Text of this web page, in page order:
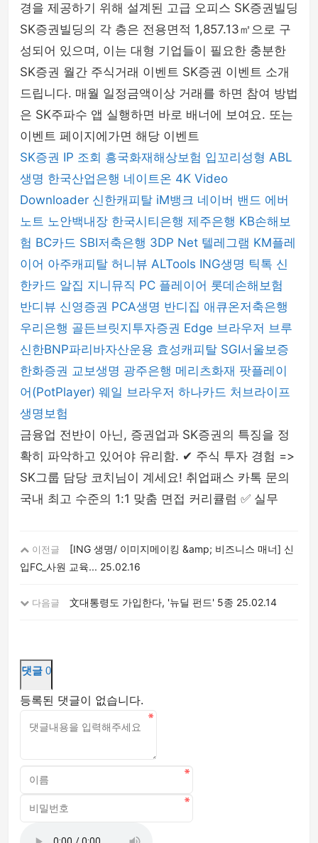
경을 제공하기 위해 설계된 고급 오피스 SK증권빌딩
SK증권빌딩의 각 층은 전용면적 1,857.13㎡으로 구
성되어 있으며, 이는 대형 기업들이 필요한 충분한
SK증권 월간 주식거래 이벤트 SK증권 이벤트 소개
드립니다. 매월 일정금액이상 거래를 하면 참여 방법
은 SK주파수 앱 실행하면 바로 배너에 보여요. 또는
이벤트 페이지에가면 해당 이벤트
SK증권 IP 조회 흥국화재해상보험 입꼬리성형 ABL
생명 한국산업은행 네이트온 4K Video
Downloader 신한캐피탈 iM뱅크 네이버 밴드 에버
노트 노안백내장 한국시티은행 제주은행 KB손해보
험 BC카드 SBI저축은행 3DP Net 텔레그램 KM플레
이어 아주캐피탈 허니뷰 ALTools ING생명 틱톡 신
한카드 알집 지니뮤직 PC 플레이어 롯데손해보험
반디뷰 신영증권 PCA생명 반디집 애큐온저축은행
우리은행 골든브릿지투자증권 Edge 브라우저 브루
신한BNP파리바자산운용 효성캐피탈 SGI서울보증
한화증권 교보생명 광주은행 메리츠화재 팟플레이
어(PotPlayer) 웨일 브라우저 하나카드 처브라이프
생명보험
금융업 전반이 아닌, 증권업과 SK증권의 특징을 정
확히 파악하고 있어야 유리함. ✔ 주식 투자 경험 =>
SK그룹 담당 코치님이 계세요! 취업패스 카톡 문의
국내 최고 수준의 1:1 맞춤 면접 커리큘럼 ✅ 실무
이전글
[ING 생명/ 이미지메이킹 &amp; 비즈니스 매너] 신
입FC_사원 교육... 25.02.16
다음글 文대통령도 가입한다, '뉴딜 펀드' 5종 25.02.14
댓글 0
등록된 댓글이 없습니다.